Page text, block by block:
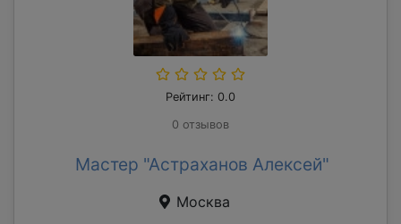
Рейтинг: 0.0
0 отзывов
Мастер "Астраханов Алексей"
Москва